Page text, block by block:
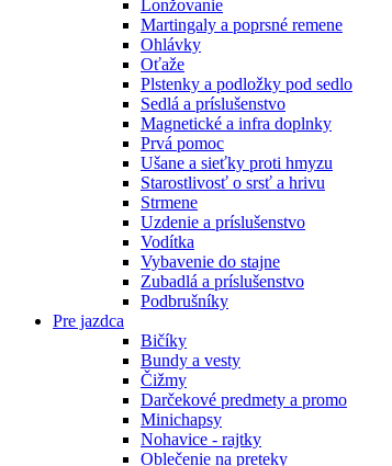
Lonžovanie
Martingaly a poprsné remene
Ohlávky
Oťaže
Plstenky a podložky pod sedlo
Sedlá a príslušenstvo
Magnetické a infra doplnky
Prvá pomoc
Ušane a sieťky proti hmyzu
Starostlivosť o srsť a hrivu
Strmene
Uzdenie a príslušenstvo
Vodítka
Vybavenie do stajne
Zubadlá a príslušenstvo
Podbrušníky
Pre jazdca
Bičíky
Bundy a vesty
Čižmy
Darčekové predmety a promo
Minichapsy
Nohavice - rajtky
Oblečenie na preteky